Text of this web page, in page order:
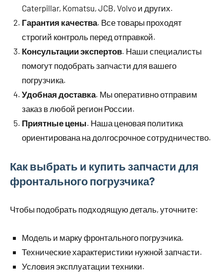
Caterpillar, Komatsu, JCB, Volvo и других.
Гарантия качества. Все товары проходят
строгий контроль перед отправкой.
Консультации экспертов. Наши специалисты
помогут подобрать запчасти для вашего
погрузчика.
Удобная доставка. Мы оперативно отправим
заказ в любой регион России.
Приятные цены. Наша ценовая политика
ориентирована на долгосрочное сотрудничество.
Как выбрать и купить запчасти для
фронтального погрузчика?
Чтобы подобрать подходящую деталь, уточните:
Модель и марку фронтального погрузчика.
Технические характеристики нужной запчасти.
Условия эксплуатации техники.